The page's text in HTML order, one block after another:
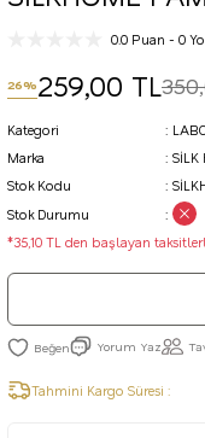
0.0 Puan - 0
26%259,00 TL
Kategori
Marka
SİLK
Stok Kodu
Stok Durumu
*35,10 TL den başlayan
Yorum Yaz
Tahmini Kargo Süresi :